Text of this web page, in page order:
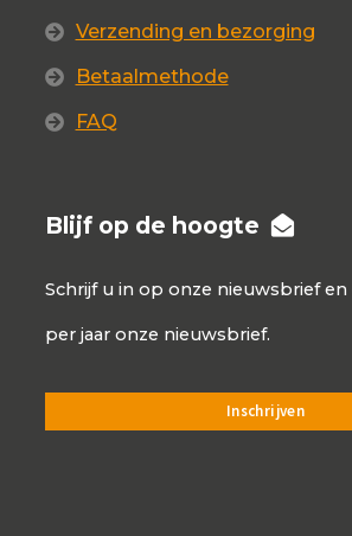
Verzending en bezorging
Betaalmethode
FAQ
Blijf op de hoogte
Schrijf u in op onze nieuwsbrief
per jaar onze nieuwsbrief.